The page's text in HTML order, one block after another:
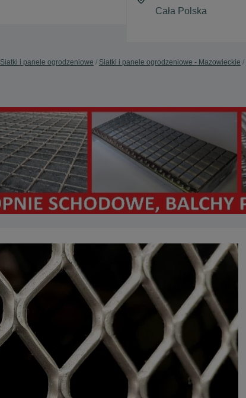
Siatki i panele ogrodzeniowe Siatki i panele ogrodzeniowe - Mazowieckie